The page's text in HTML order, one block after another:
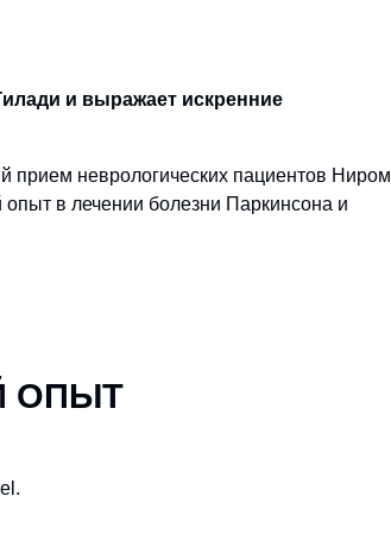
и выражает искренние
прием неврологических пациентов Ниром
в лечении болезни Паркинсона и
ОПЫТ